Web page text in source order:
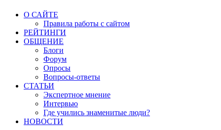
О САЙТЕ
Правила работы с сайтом
РЕЙТИНГИ
ОБЩЕНИЕ
Блоги
Форум
Опросы
Вопросы-ответы
СТАТЬИ
Экспертное мнение
Интервью
Где учились знаменитые люди?
НОВОСТИ